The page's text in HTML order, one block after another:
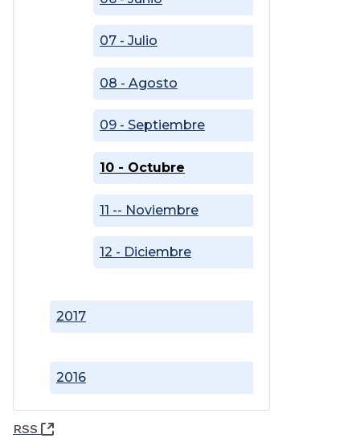
2016
2017
07 - Julio
08 - Agosto
09 - Septiembre
10 - Octubre
11 -- Noviembre
12 - Diciembre
RSS (Abre una nueva ventana)